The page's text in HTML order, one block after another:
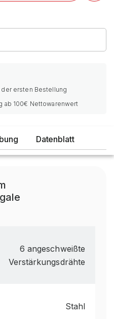
der ersten Bestellung
ab 100€ Nettowarenwert
Datenblatt
6 angeschweißte
Verstärkungsdrähte
Stahl